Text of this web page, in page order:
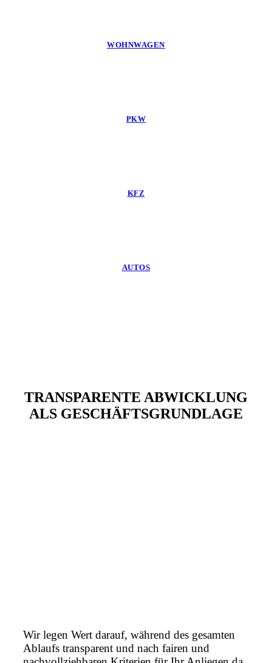
WOHNWAGEN
PKW
KFZ
AUTOS
TRANSPARENTE ABWICKLUNG
ALS GESCHÄFTSGRUNDLAGE
Wir legen Wert darauf, während des gesamten
Ablaufs transparent und nach fairen und